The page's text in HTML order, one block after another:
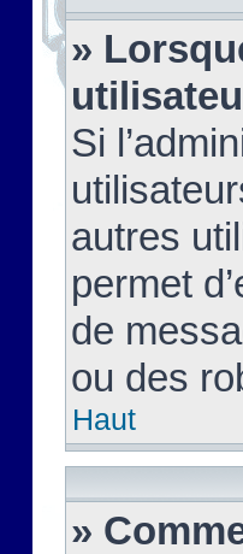
»
Si
autres
permet
de
ou des
Haut
»